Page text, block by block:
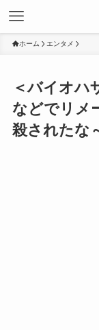
ホーム エンタメ
＜バイオハ
などでリメ
殺されたな